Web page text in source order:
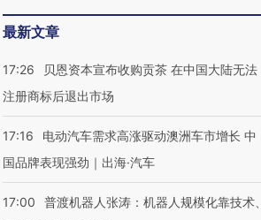
最新文章
17:26
贝恩资本宣布收购贡茶 在中国大陆无法
注册商标后退出市场
17:16
电动汽车需求高涨驱动澳洲车市增长 中
国品牌表现强劲｜出海·汽车
17:00
普渡机器人张涛：机器人规模化靠技术、